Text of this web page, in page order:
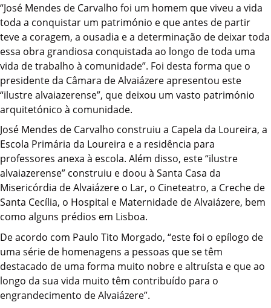
“José Mendes de Carvalho foi um homem que viveu a vida
toda a conquistar um património e que antes de partir
teve a coragem, a ousadia e a determinação de deixar toda
essa obra grandiosa conquistada ao longo de toda uma
vida de trabalho à comunidade”. Foi desta forma que o
presidente da Câmara de Alvaiázere apresentou este
“ilustre alvaiazerense”, que deixou um vasto património
arquitetónico à comunidade.
José Mendes de Carvalho construiu a Capela da Loureira, a
Escola Primária da Loureira e a residência para
professores anexa à escola. Além disso, este “ilustre
alvaiazerense” construiu e doou à Santa Casa da
Misericórdia de Alvaiázere o Lar, o Cineteatro, a Creche de
Santa Cecília, o Hospital e Maternidade de Alvaiázere, bem
como alguns prédios em Lisboa.
De acordo com Paulo Tito Morgado, “este foi o epílogo de
uma série de homenagens a pessoas que se têm
destacado de uma forma muito nobre e altruísta e que ao
longo da sua vida muito têm contribuído para o
engrandecimento de Alvaiázere”.